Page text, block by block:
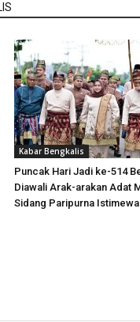
Kabar Bengkalis
Puncak Hari Jadi ke-514
Diawali Arak-arakan Adat
Sidang Paripurna Istimewa